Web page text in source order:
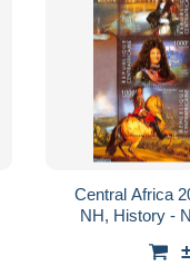
Central Africa
NH, History -